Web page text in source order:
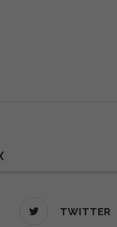
TWITTER